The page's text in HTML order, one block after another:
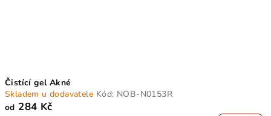
Čistící gel Akné
Skladem u dodavatele Kód: NOB-N0153R
od 284 Kč